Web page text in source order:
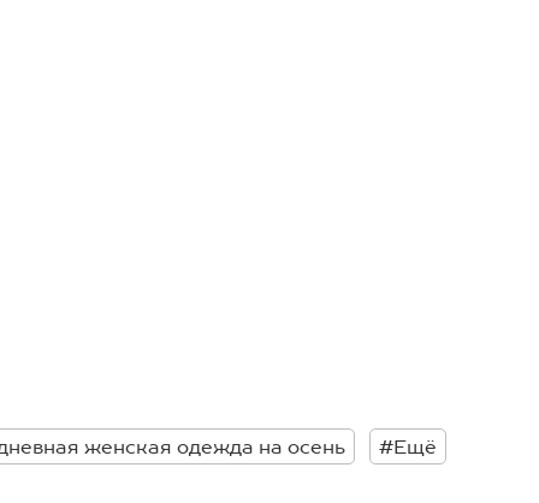
женская одежда на осень #Ещё